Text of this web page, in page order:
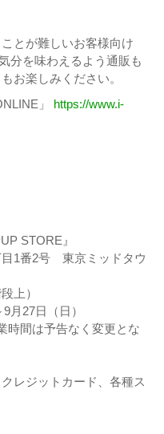
とが難しいお客様向け
分を味わえるよう通販も
お楽しみください。
」 https://www.i-
STORE』
1番2号 東京ミッドタウ
上）
月27日（日）
時間は予告なく変更とな
レジットカード、各種ス